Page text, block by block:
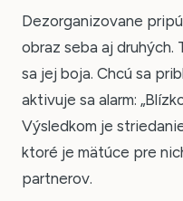
Dezorganizovane
obraz seba aj druhých.
sa jej boja. Chcú sa
aktivuje sa alarm:
Výsledkom je
ktoré je mätúce pre
partnerov.